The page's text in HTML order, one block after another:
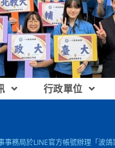
行政單位
事務局於LINE官方帳號辦理「波